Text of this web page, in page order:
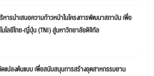
ารนำเสนอความก้าวหน้าในโครงการพัฒนาสถาบัน เพื่อ
นโลยีไทย-ญี่ปุ่น (TNI) สู่มหาวิทยาลัยดิจิทัล
ดแปลงต้นแบบ เพื่อสนับสนุนการสร้างอุตสาหกรรมยาน